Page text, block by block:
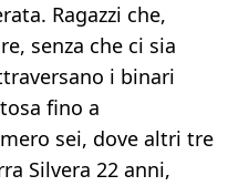
Ragazzi che,
senza che ci sia
i binari
fino a
sei, dove altri tre
Silvera 22 anni,